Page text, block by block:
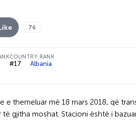
76
COUNTRY RANK
#17 Albania
e themeluar më 18 mars 2018, që
gjitha moshat. Stacioni është i